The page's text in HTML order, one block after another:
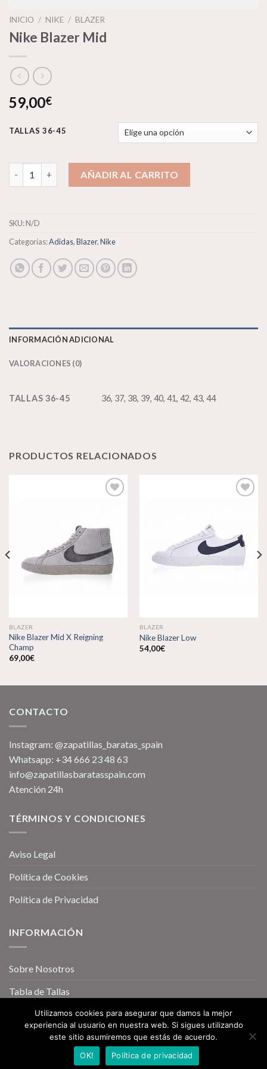
INICIO / NIKE / BLAZER
Nike Blazer Mid
59,00€
TALLAS 36-45
Nike Blazer Mid cantidadAÑADIR AL CARRITO
SKU:N/D
Categorías:Adidas,Blazer,Nike
INFORMACIÓN ADICIONAL
VALORACIONES (0)
TALLAS 36-45 36, 37, 38, 39, 40, 41, 42, 43, 44
PRODUCTOS RELACIONADOS
a la
lista de
deseos
BLAZER
Nike Blazer Mid X Reigning
Champ
69,00€
a la
lista de
deseos
BLAZER
Nike Blazer Low
54,00€
CONTACTO
Instagram: @zapatillas_baratas_spain
Whatsapp: +34 666 23 48 63
info@zapatillasbaratasspain.com
Atención 24h
TÉRMINOS Y CONDICIONES
Aviso Legal
Política de Cookies
Política de Privacidad
INFORMACIÓN
Sobre Nosotros
Tabla de Tallas
Copyright 2026 ©Zapatillasbaratasspain
Utilizamos cookies para asegurar que damos la mejor
experiencia al usuario en nuestra web. Si sigues utilizando
este sitio asumiremos que estás de acuerdo.
OK!
Política de privacidad